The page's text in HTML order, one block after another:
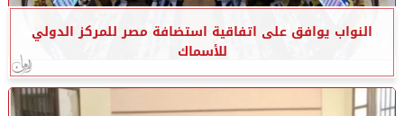
النواب يوافق على اتفاقية استضافة مصر للمركز الدولي
للأسماك